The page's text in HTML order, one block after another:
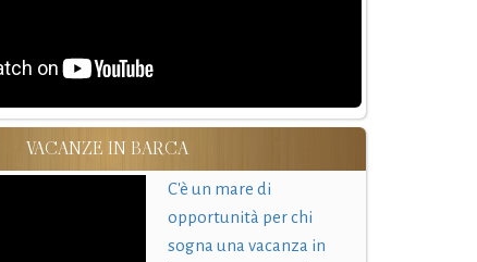
VACANZE IN BARCA
C'è un mare di
opportunità per chi
sogna una vacanza in